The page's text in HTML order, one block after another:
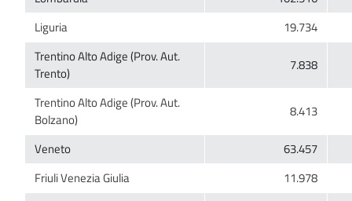
Trentino Alto Adige (Prov. Aut.
Trentino Alto Adige (Prov. Aut.